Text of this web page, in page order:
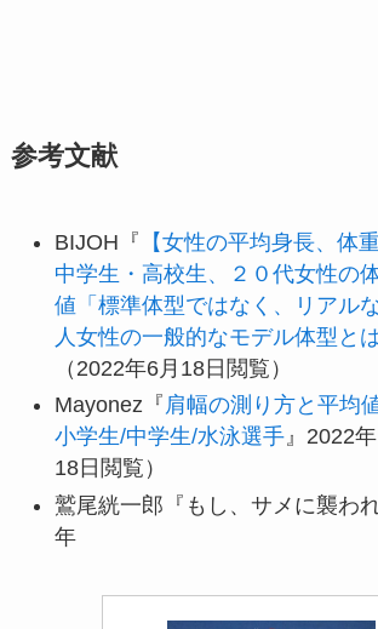
参考文献
BIJOH『 【女性の平均身長、体
中学生・高校生、２０代女性の
値「標準体型ではなく、リアル
人女性の一般的なモデル体型とは
（2022年6月18日閲覧）
Mayonez『 肩幅の測り方と平均
小学生/中学生/水泳選手』2022
18日閲覧）
鷲尾絖一郎『もし、サメに襲わ
年